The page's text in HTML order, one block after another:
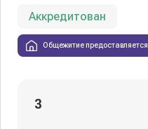
Аккредитован
Общежитие предоставляется
3